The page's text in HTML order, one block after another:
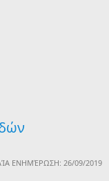
ΕΝΗΜΈΡΩΣΗ: 26/09/2019